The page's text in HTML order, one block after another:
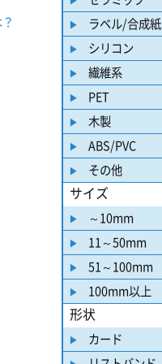
ラベル/合成紙
シリコン
繊維系
PET
木製
ABS/PVC
その他
サイズ
～10mm
11～50mm
51～100mm
100mm以上
形状
カード